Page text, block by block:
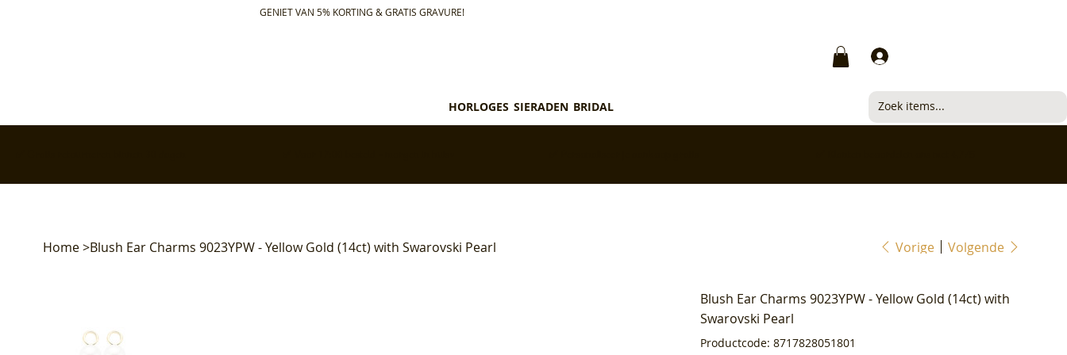
GENIET VAN 5% KORTING & GRATIS GRAVURE!
HORLOGES SIERADEN BRIDAL
Home>Blush Ear Charms 9023YPW - Yellow Gold (14ct) with Swarovski Pearl Vorige Volgende
Blush Ear Charms 9023YPW - Yellow Gold (14ct) with
Swarovski Pearl
Productcode: Productcode
8717828051801
8717828051801